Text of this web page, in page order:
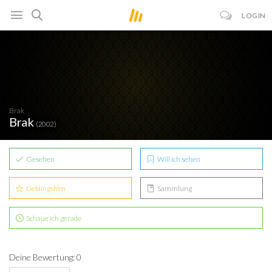
LOGIN
Brak
Brak (2002)
Gesehen Will ich sehen
Lieblingsfilm Sammlung
Schaue ich gerade
Deine Bewertung: 0